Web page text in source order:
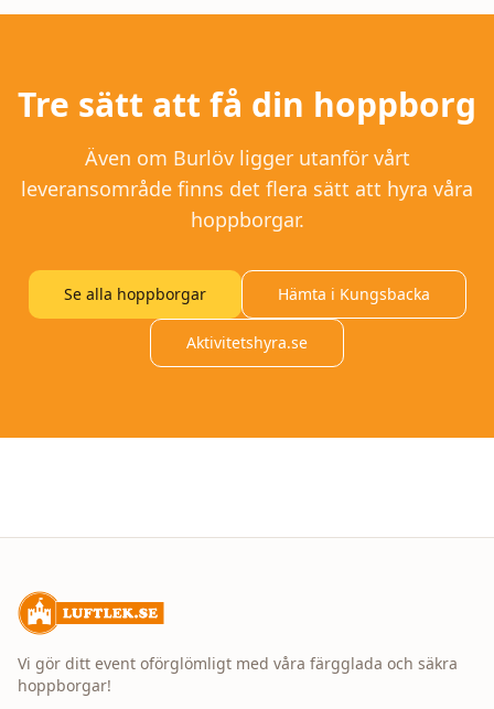
Tre sätt att få din hoppborg
Även om Burlövligger utanför vårt
leveransområde finns det flera sätt att hyra våra
hoppborgar.
Se alla hoppborgar Hämta i Kungsbacka
Aktivitetshyra.se
Vi gör ditt event oförglömligt med våra färgglada och säkra
hoppborgar!